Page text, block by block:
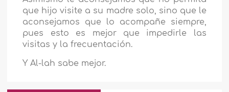
que hijo visite a su madre solo, sino que le
aconsejamos que lo acompañe siempre,
pues esto es mejor que impedirle las
visitas y la frecuentación.
Y Al-lah sabe mejor.